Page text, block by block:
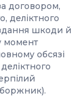
договором,
деліктного
шкоди й
момент
обсязі